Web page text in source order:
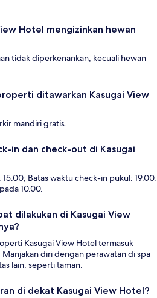
Hotel mengizinkan hewan
tidak diperkenankan, kecuali hewan
ditawarkan Kasugai View
mandiri gratis.
in dan check-out di Kasugai
Batas waktu check-in pukul: 19.00.
10.00.
dilakukan di Kasugai View
Kasugai View Hotel termasuk
Manjakan diri dengan perawatan di spa
lain, seperti taman.
di dekat Kasugai View Hotel?